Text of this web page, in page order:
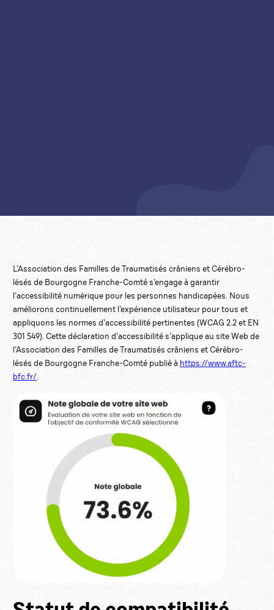
L’Association des Familles de Traumatisés crâniens et Cérébro-
lésés de Bourgogne Franche-Comté s’engage à garantir
l’accessibilité numérique pour les personnes handicapées. Nous
améliorons continuellement l’expérience utilisateur pour tous et
appliquons les normes d’accessibilité pertinentes (WCAG 2.2 et EN
301 549). Cette déclaration d’accessibilité s’applique au site Web de
l’Association des Familles de Traumatisés crâniens et Cérébro-
lésés de Bourgogne Franche-Comté publié à https://www.aftc-
bfc.fr/.